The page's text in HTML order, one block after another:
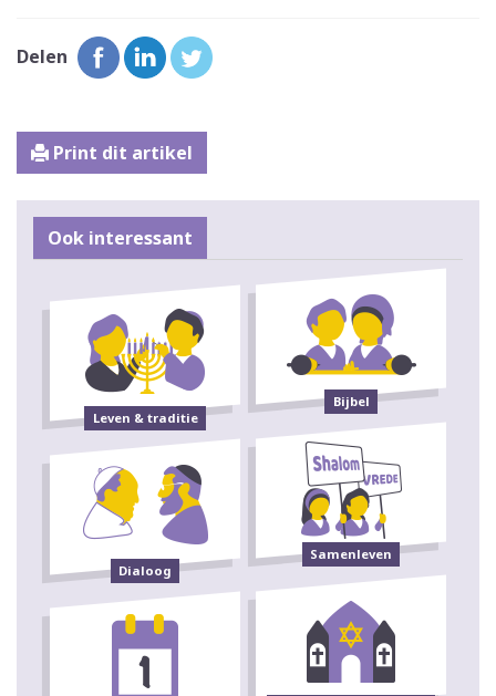
Delen
Print dit artikel
Ook interessant
Leven & traditie
Bijbel
Dialoog
Samenleven